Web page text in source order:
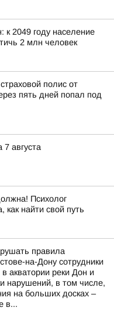
к 2049 году население
2 млн человек
полис от
пять дней попал под
7 августа
Психолог
как найти свой путь
правила
на-Дону сотрудники
акватории реки Дон и
нарушений, в том числе,
на больших досках –
в...